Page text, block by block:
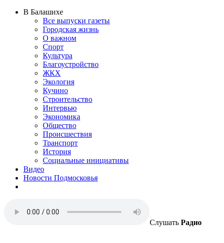
В Балашихе
Все выпуски газеты
Городская жизнь
О важном
Спорт
Культура
Благоустройство
ЖКХ
Экология
Кучино
Строительство
Интервью
Экономика
Общество
Происшествия
Транспорт
История
Социальные инициативы
Видео
Новости Подмосковья
Слушать Радио